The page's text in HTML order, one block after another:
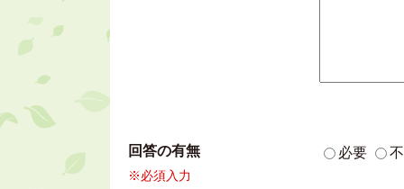
回答の有無
※必須入力
必要